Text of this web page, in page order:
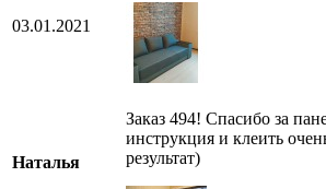
03.01.2021
Наталья
Заказ 494! Спасибо за
инструкция и клеить
результат)